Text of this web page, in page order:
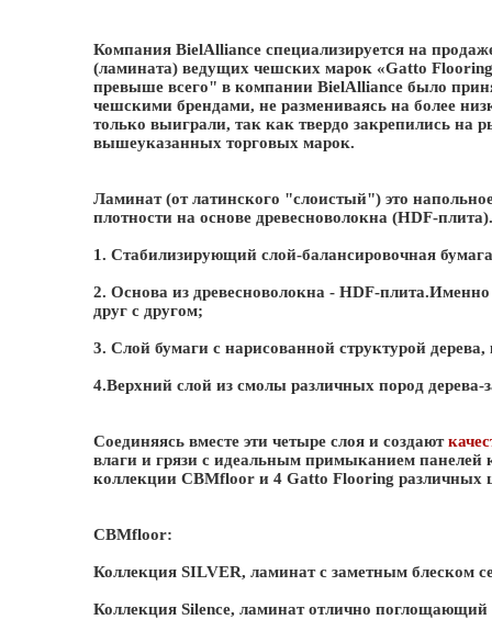
Компания BielAlliance специализируется на
(ламината) ведущих чешских марок «Gatto
превыше всего" в компании BielAlliance было
чешскими брендами, не размениваясь на более
только выиграли, так как твердо закрепились на
вышеуказанных торговых марок.
Ламинат (от латинского "слоистый") это
плотности на основе древесноволокна (HDF-
1. Стабилизирующий слой-балансировочная
2. Основа из древесноволокна - HDF-
друг с другом;
3. Слой бумаги с нарисованной структурой
4.Верхний слой из смолы различных пород
Соединяясь вместе эти четыре слоя и создают
влаги и грязи с идеальным примыканием панелей
коллекции CBMfloor и 4 Gatto Flooring различных
CBMfloor:
Коллекция SILVER, ламинат с заметным блеском
Коллекция Silence, ламинат отлично поглощающий